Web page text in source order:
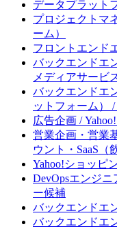
データプラット
プロジェクトマ
ーム）
フロントエンド
バックエンドエ
メディアサービ
バックエンドエ
ットフォーム）
広告企画 /
営業企画・営業
ウント・SaaS（
Yahoo!ショッピ
DevOpsエンジニ
ー候補
バックエンドエ
バックエンドエ